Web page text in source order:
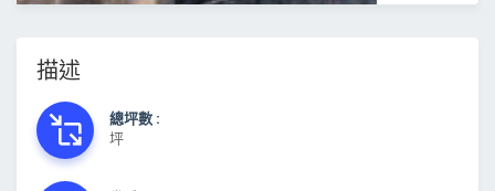
描述
總坪數 :
坪